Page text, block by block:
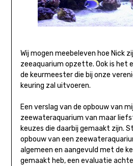
Wij mogen meebeleven hoe Nick
zeeaquarium opzette. Ook is het
de keurmeester die bij onze
keuring zal uitvoeren.
Een verslag van de opbouw van
zeewateraquarium van maar
keuzes die daarbij gemaakt zijn.
opbouw van een
algemeen en aangevuld met de
gemaakt heb, een evaluatie